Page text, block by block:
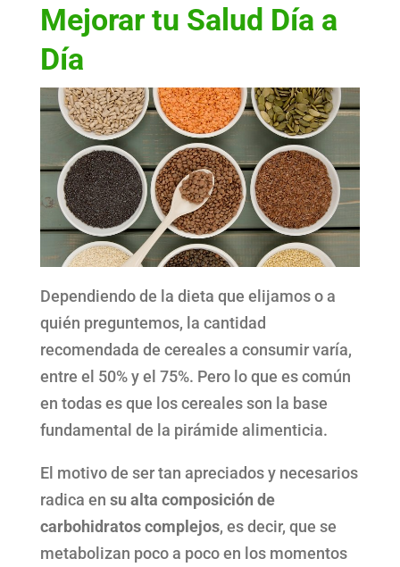
Mejorar tu Salud Día a
Día
Dependiendo de la dieta que elijamos o a
quién preguntemos, la cantidad
recomendada de cereales a consumir varía,
entre el 50% y el 75%. Pero lo que es común
en todas es que los cereales son la base
fundamental de la pirámide alimenticia.
El motivo de ser tan apreciados y necesarios
radica en su alta composición de
carbohidratos complejos, es decir, que se
metabolizan poco a poco en los momentos